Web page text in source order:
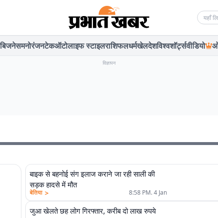
बिजनेसमनोरंजनटेकऑटोलाइफ स्टाइलराशिफलधर्मखेलदेशविश्वशॉर्ट्सवीडियो
विज्ञापन
बाइक से बहनोई संग इलाज कराने जा रही साली की
सड़क हादसे में मौत
बेतिया > 8:58 PM. 4 Jan
जुआ खेलते छह लोग गिरफ्तार, करीब दो लाख रुपये